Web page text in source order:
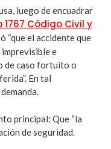
luego de encuadrar
Código Civil y
“que el accidente que
e
de caso fortuito o
En tal
principal: Que “la
de seguridad.